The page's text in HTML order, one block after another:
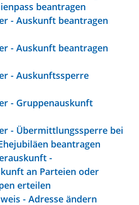
beantragen
- Auskunft beantragen
- Auskunft beantragen
- Auskunftssperre
- Gruppenauskunft
- Übermittlungssperre bei
beantragen
-
an Parteien oder
erteilen
- Adresse ändern